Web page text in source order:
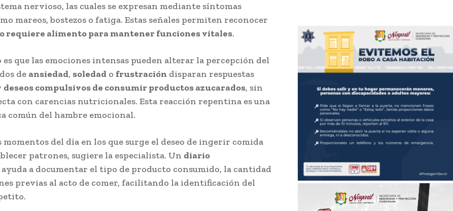
nervioso, las cuales se expresan mediante síntomas
mareos, bostezos o fatiga. Estas señales permiten reconocer
requiere alimento para mantener funciones vitales.
es que las emociones intensas pueden alterar la percepción del
de ansiedad, soledad o frustración disparan respuestas
deseos compulsivos de consumir productos azucarados, sin
con carencias nutricionales. Esta reacción repentina es una
común del hambre emocional.
del día en los que surge el deseo de ingerir comida
patrones, sugiere la especialista. Un diario
ayuda a documentar el tipo de producto consumido, la cantidad
previas al acto de comer, facilitando la identificación del